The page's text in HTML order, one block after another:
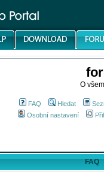
O
FAQ Hledat
Osobní nastavení
FAQ